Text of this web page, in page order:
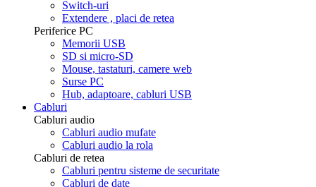
Switch-uri
Extendere , placi de retea
Periferice PC
Memorii USB
SD si micro-SD
Mouse, tastaturi, camere web
Surse PC
Hub, adaptoare, cabluri USB
Cabluri
Cabluri audio
Cabluri audio mufate
Cabluri audio la rola
Cabluri de retea
Cabluri pentru sisteme de securitate
Cabluri de date